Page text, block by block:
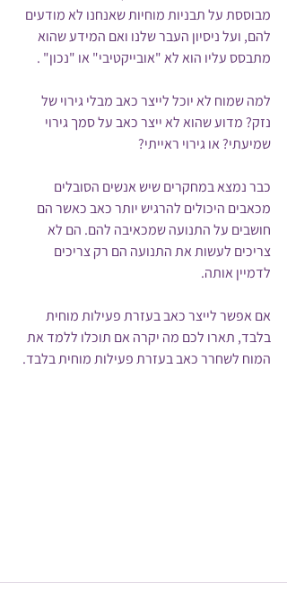
מבוססת על תבניות מוחיות שאנחנו לא מודעים
להם, ועל ניסיון העבר שלנו ואם המידע שהוא
מתבסס עליו הוא לא "אובייקטיבי" או "נכון" .
למה שמוח לא יוכל לייצר כאב מבלי גירוי של
נזק? מדוע שהוא לא ייצר כאב על סמך גירוי
שמיעתי? או גירוי ראייתי?
כבר נמצא במחקרים שיש אנשים הסובלים
מכאבים היכולים להרגיש יותר כאב כאשר הם
חושבים על התנועה שמכאיבה להם. הם לא
צריכים לעשות את התנועה הם רק צריכים
לדמיין אותה.
אם אפשר לייצר כאב בעזרת פעילות מוחית
בלבד, תארו לכם מה יקרה אם תוכלו ללמד את
המוח לשחרר כאב בעזרת פעילות מוחית בלבד.